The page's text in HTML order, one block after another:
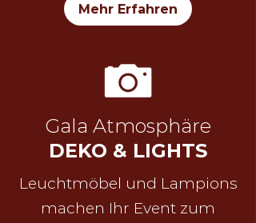
Mehr Erfahren
Gala Atmosphäre
DEKO & LIGHTS
Leuchtmöbel und Lampions
machen Ihr Event zum